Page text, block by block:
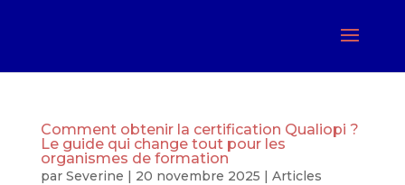
Comment obtenir la certification Qualiopi ?
Le guide qui change tout pour les
organismes de formation
par Severine | 20 novembre 2025 | Articles